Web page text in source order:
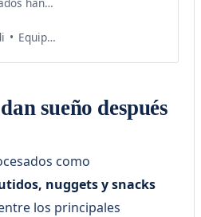
paquetes
un costo
Equipo de Salud Examedi
sueño después
como
nuggets y snacks
los principales